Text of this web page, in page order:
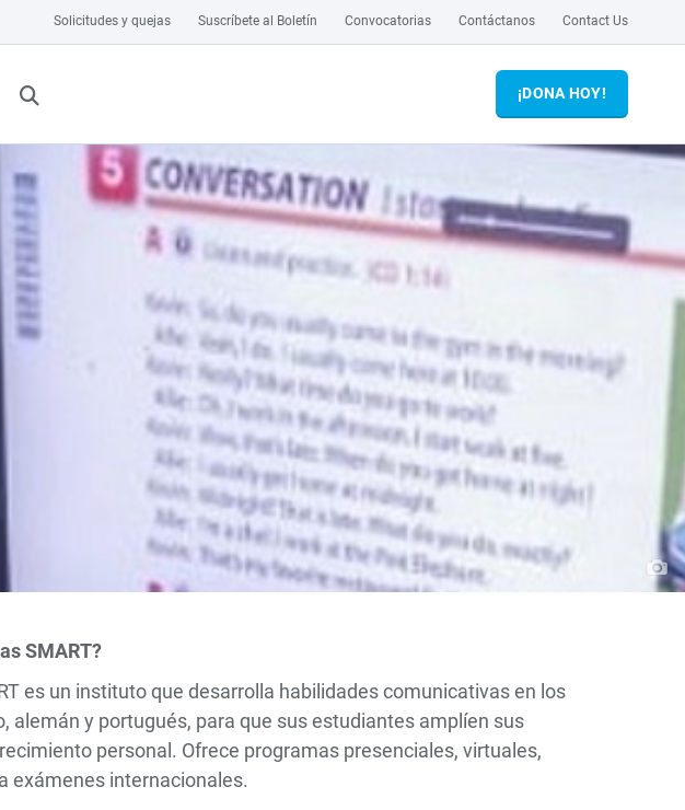
Solicitudes y quejas Suscríbete al Boletín Convocatorias Contáctanos Contact Us
¡DONA HOY!
SMART?
es un instituto que desarrolla habilidades comunicativas en los
alemán y portugués, para que sus estudiantes amplíen sus
personal. Ofrece programas presenciales, virtuales,
exámenes internacionales.